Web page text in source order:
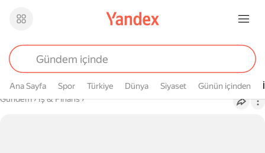
Ana Sayfa Spor Türkiye Dünya Siyaset Günün içinden
Buradasın
Gündem› İş & Finans›